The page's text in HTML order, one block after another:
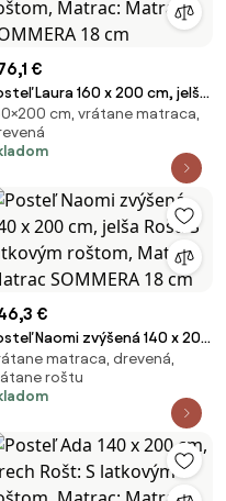
€
Laura 160 x 200 cm, jelša
S latkovým roštom,
Matrac SOMMERA 18
cm, vrátane matraca,
€
Naomi zvýšená 140 x 200
jelša Rošt: S latkovým
Matrac: Matrac
18 cm
matraca, drevená,
roštu